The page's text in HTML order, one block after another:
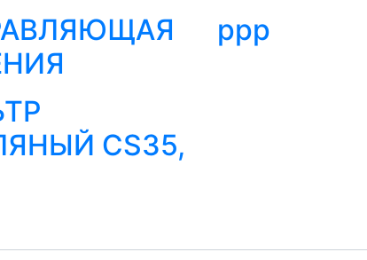
ррр
CS35,